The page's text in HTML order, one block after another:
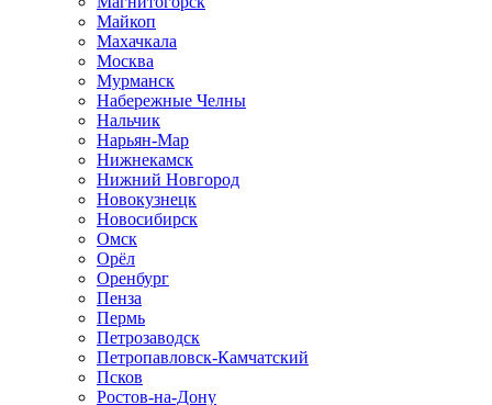
Майкоп
Махачкала
Москва
Мурманск
Набережные Челны
Нальчик
Нарьян-Мар
Нижнекамск
Нижний Новгород
Новокузнецк
Новосибирск
Омск
Орёл
Оренбург
Пенза
Пермь
Петрозаводск
Петропавловск-Камчатский
Псков
Ростов-на-Дону